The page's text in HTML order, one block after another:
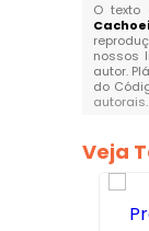
O texto
nossos
autor.
do
autorais.
Veja